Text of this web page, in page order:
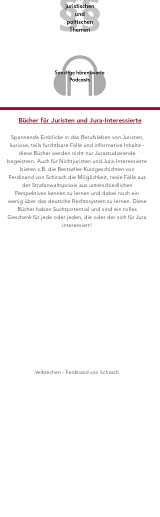
Bücher für Juristen und Jura-Interessierte
Spannende Einblicke in das Berufsleben von Juristen,
kuriose, teils furchtbare Fälle und informative Inhalte -
diese Bücher werden nicht nur Jurastudierende
begeistern. Auch für Nichtjuristen und Jura-Interessierte
bieten z.B. die Bestseller-Kurzgeschichten von
Ferdinand von Schirach die Möglichkeit, reale Fälle aus
der Strafanwaltspraxis aus unterschiedlichen
Perspektiven kennen zu lernen und dabei noch ein
wenig über das deutsche Rechtssystem zu lernen. Diese
Bücher haben Suchtpotential und sind ein tolles
Geschenk für jede oder jeden, die oder der sich für Jura
interessiert!
Verbrechen - Ferdinand von Schirach